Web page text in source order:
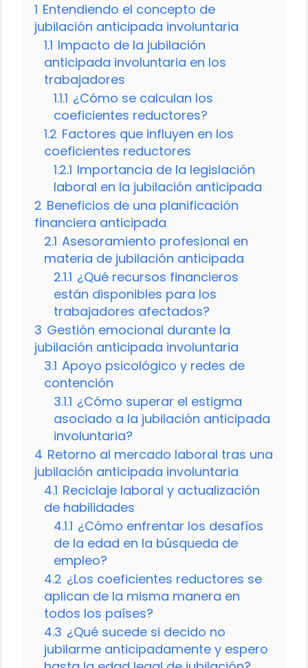
1 Entendiendo el concepto de
jubilación anticipada involuntaria
1.1 Impacto de la jubilación
anticipada involuntaria en los
trabajadores
1.1.1 ¿Cómo se calculan los
coeficientes reductores?
1.2 Factores que influyen en los
coeficientes reductores
1.2.1 Importancia de la legislación
laboral en la jubilación anticipada
2 Beneficios de una planificación
financiera anticipada
2.1 Asesoramiento profesional en
materia de jubilación anticipada
2.1.1 ¿Qué recursos financieros
están disponibles para los
trabajadores afectados?
3 Gestión emocional durante la
jubilación anticipada involuntaria
3.1 Apoyo psicológico y redes de
contención
3.1.1 ¿Cómo superar el estigma
asociado a la jubilación anticipada
involuntaria?
4 Retorno al mercado laboral tras una
jubilación anticipada involuntaria
4.1 Reciclaje laboral y actualización
de habilidades
4.1.1 ¿Cómo enfrentar los desafíos
de la edad en la búsqueda de
empleo?
4.2 ¿Los coeficientes reductores se
aplican de la misma manera en
todos los países?
4.3 ¿Qué sucede si decido no
jubilarme anticipadamente y espero